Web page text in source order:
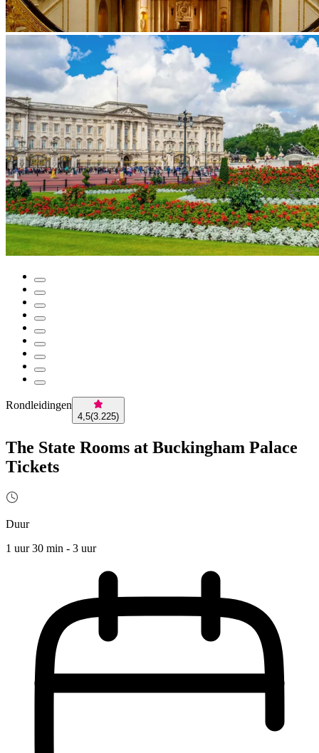
Rondleidingen
4,5(3.225)
The State Rooms at Buckingham Palace
Tickets
Duur
1 uur 30 min - 3 uur